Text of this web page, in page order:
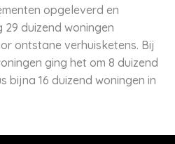
opgeleverd en
duizend woningen
ontstane verhuisketens. Bij
ging het om 8 duizend
bijna 16 duizend woningen in